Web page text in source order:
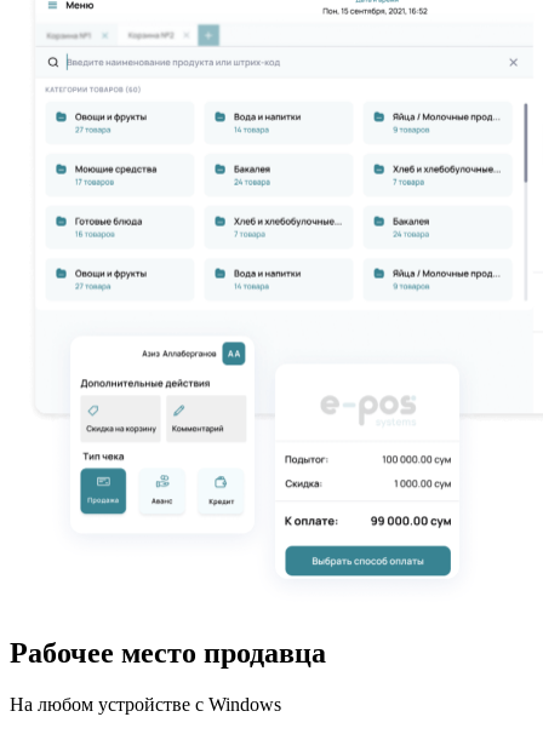
Рабочее место продавца
На любом устройстве с Windows